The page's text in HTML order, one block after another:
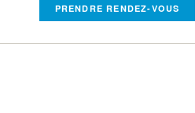
PRENDRE RENDEZ-VOUS